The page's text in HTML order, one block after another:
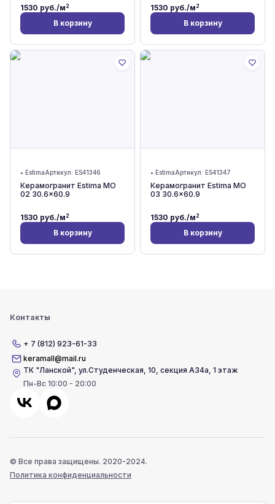
1530 руб./м2
В корзину
1530 руб./м2
В корзину
• EstimaАртикул: ES41346
Керамогранит Estima MO
02 30.6x60.9
1530 руб./м2
В корзину
• EstimaАртикул: ES41347
Керамогранит Estima MO
03 30.6x60.9
1530 руб./м2
В корзину
Контакты
+ 7 (812) 923-61-33
keramall@mail.ru
ТК "Ланской",ул.Студенческая, 10, секция А34а, 1 этаж
Пн-Вс 10:00 - 20:00
© Все права защищены. 2020-2024.
Политика конфиденциальности